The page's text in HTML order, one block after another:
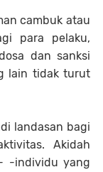
cambuk atau
para pelaku,
dan sanksi
lain tidak turut
landasan bagi
Akidah
-individu yang